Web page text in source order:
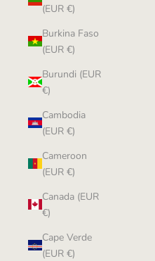
(EUR €)
Burkina Faso
(EUR €)
Burundi (EUR
€)
Cambodia
(EUR €)
Cameroon
(EUR €)
Canada (EUR
€)
Cape Verde
(EUR €)